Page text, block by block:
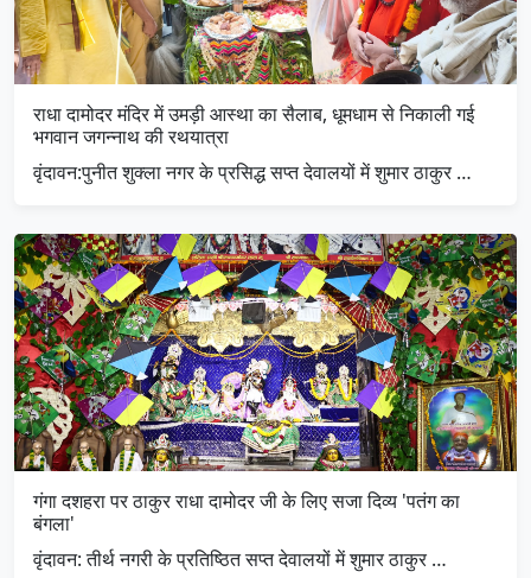
राधा दामोदर मंदिर में उमड़ी आस्था का सैलाब, धूमधाम से निकाली गई
भगवान जगन्नाथ की रथयात्रा
​वृंदावन:पुनीत शुक्ला नगर के प्रसिद्ध सप्त देवालयों में शुमार ठाकुर …
गंगा दशहरा पर ठाकुर राधा दामोदर जी के लिए सजा दिव्य 'पतंग का
बंगला'
​वृंदावन: तीर्थ नगरी के प्रतिष्ठित सप्त देवालयों में शुमार ठाकुर …